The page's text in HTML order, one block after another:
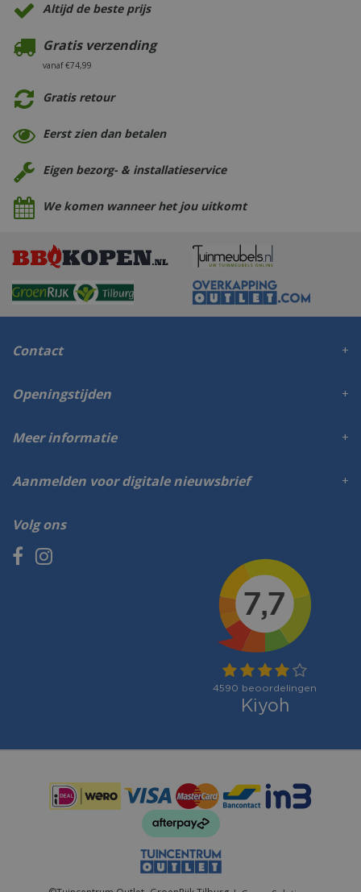
Altijd de beste prijs
Gratis verzending
vanaf €74,99
Gratis retour
Eerst zien dan betalen
Eigen bezorg- & installatieservice
We komen wanneer het jou uitkomt
Contact
Volg ons
Openingstijden
Meer informatie
Aanmelden voor digitale nieuwsbrief